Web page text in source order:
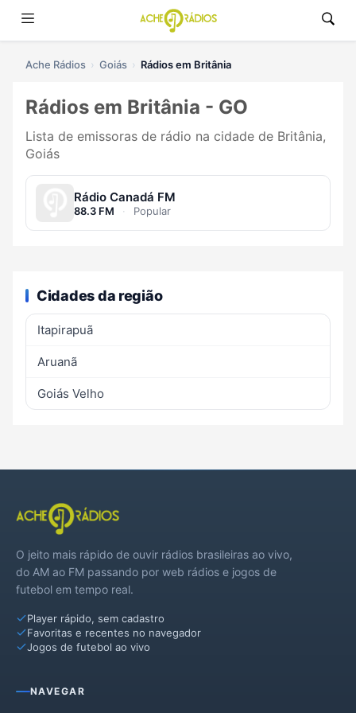
Ache Rádios Goiás Rádios em Britânia
Rádios em Britânia - GO
Lista de emissoras de rádio na cidade de Britânia,
Goiás
Rádio Canadá FM
88.3 FM · Popular
Cidades da região
Itapirapuã
Aruanã
Goiás Velho
O jeito mais rápido de ouvir rádios brasileiras ao vivo,
do AM ao FM passando por web rádios e jogos de
futebol em tempo real.
Player rápido, sem cadastro
Favoritas e recentes no navegador
Jogos de futebol ao vivo
NAVEGAR